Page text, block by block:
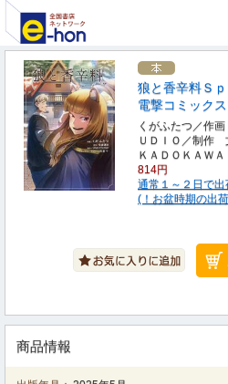
狼と香辛料Ｓ
電撃コミック
くがふたつ／作
ＵＤＩＯ／制作
ＫＡＤＯＫＡＷＡ
814円
通常１～２日で出
(！お盆時期の出
商品情報